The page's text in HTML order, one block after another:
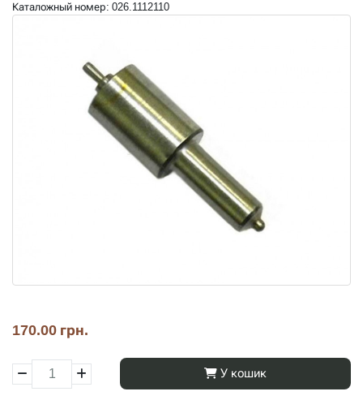
Каталожный номер: 026.1112110
170.00 грн.
У кошик